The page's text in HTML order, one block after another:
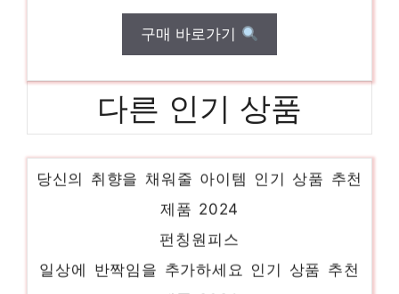
구매 바로가기
다른 인기 상품
우비
당신의 취향을 채워줄 아이템 인기 상품 추천
제품 2024
펀칭원피스
일상에 반짝임을 추가하세요 인기 상품 추천
제품 2024